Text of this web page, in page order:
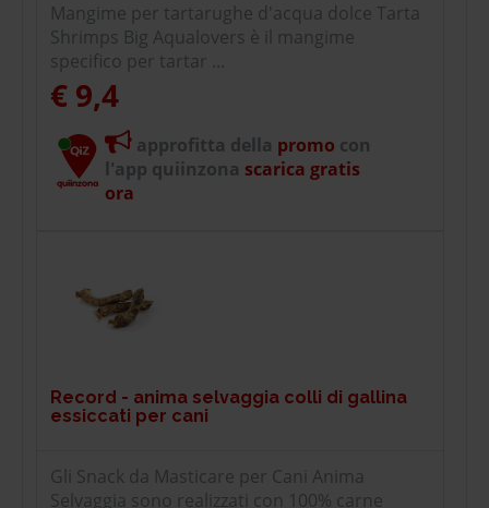
Mangime per tartarughe d'acqua dolce Tarta
Shrimps Big Aqualovers è il mangime
specifico per tartar ...
€ 9,4
approfitta della promo con
l'app quiinzona scarica gratis
ora
Record - anima selvaggia colli di gallina
essiccati per cani
Gli Snack da Masticare per Cani Anima
Selvaggia sono realizzati con 100% carne